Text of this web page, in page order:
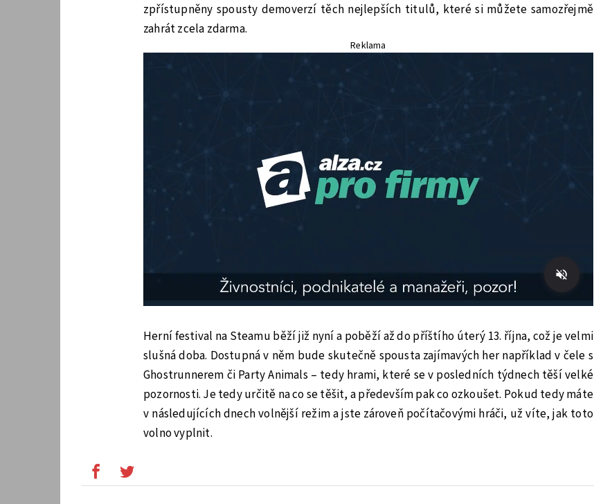
zpřístupněny spousty demoverzí těch nejlepších titulů, které si můžete samozřejmě
zahrát zcela zdarma.
Reklama
Herní festival na Steamu běží již nyní a poběží až do příštího úterý 13. října, což je velmi
slušná doba. Dostupná v něm bude skutečně spousta zajímavých her například v čele s
Ghostrunnerem či Party Animals – tedy hrami, které se v posledních týdnech těší velké
pozornosti. Je tedy určitě na co se těšit, a především pak co ozkoušet. Pokud tedy máte
v následujících dnech volnější režim a jste zároveň počítačovými hráči, už víte, jak toto
volno vyplnit.